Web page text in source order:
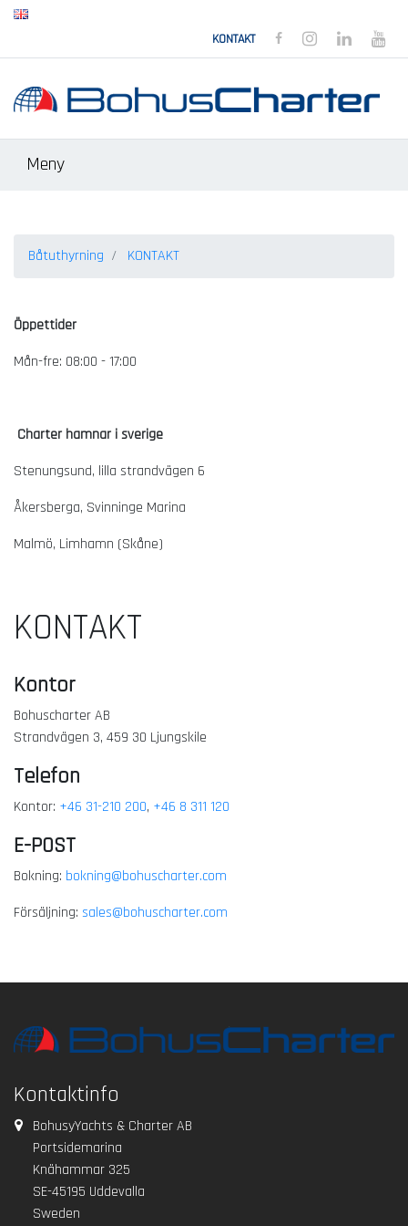
KONTAKT BOHUSCHARTER
BOHUSCHARTER
Meny
Båtuthyrning KONTAKT
Öppettider
Mån-fre: 08:00 - 17:00
Charter hamnar i sverige
Stenungsund, lilla strandvägen 6
Åkersberga, Svinninge Marina
Malmö, Limhamn (Skåne)
KONTAKT
Kontor
Bohuscharter AB
Strandvägen 3, 459 30 Ljungskile
Telefon
Kontor: +46 31-210 200, +46 8 311 120
E-POST
Bokning: bokning@bohuscharter.com
Försäljning: sales@bohuscharter.com
Kontaktinfo
BohusyYachts & Charter AB
Portsidemarina
Knähammar 325
SE-45195 Uddevalla
Sweden